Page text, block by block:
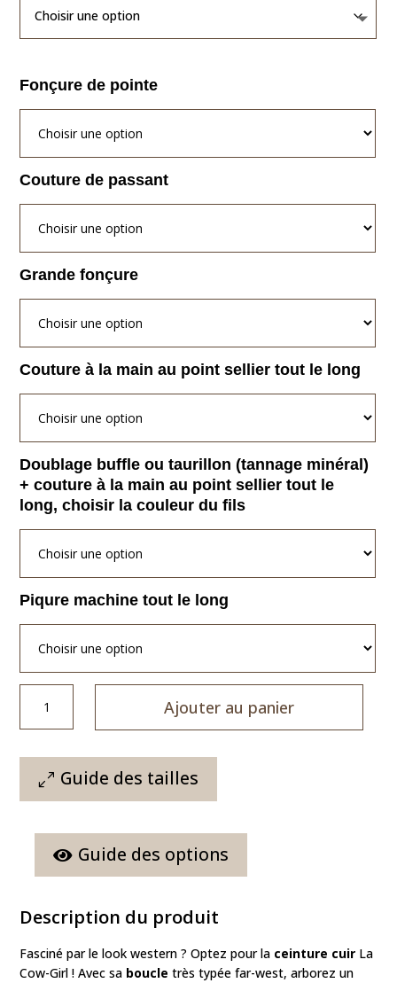
Fonçure de pointe
Couture de passant
Grande fonçure
Couture à la main au point sellier tout le long
Doublage buffle ou taurillon (tannage minéral)
+ couture à la main au point sellier tout le
long, choisir la couleur du fils
Piqure machine tout le long
Ceinture
cuir
Ajouter au panier
Guide des tailles
Guide des options
Description du produit
Fasciné par le look western ? Optez pour la ceinture cuir La
Cow-Girl ! Avec sa boucle très typée far-west, arborez un